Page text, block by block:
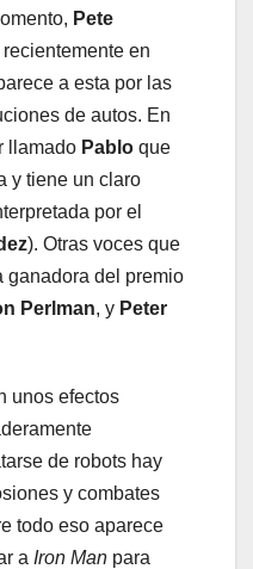
Pete
en
a esta por las
de autos. En
llamado Pablo que
y tiene un claro
por el
). Otras voces que
ganadora del premio
Perlman, y Peter
unos efectos
de robots hay
y combates
todo eso aparece
a Iron Man para